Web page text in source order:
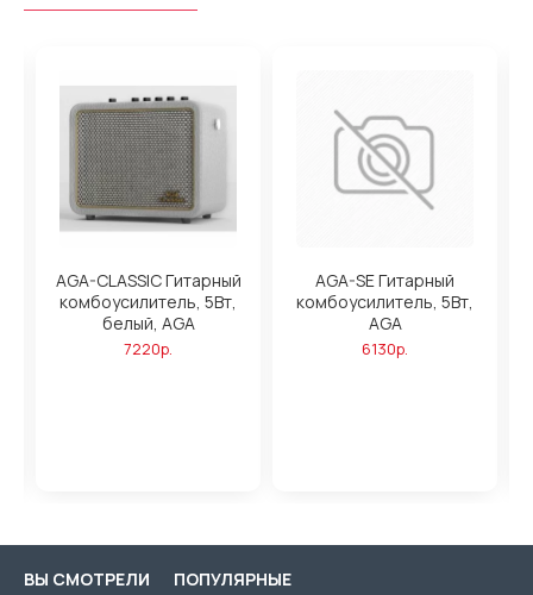
AGA-CLASSIC Гитарный
комбоусилитель, 5Вт,
белый, AGA
7220р.
AGA-SE Гитарный
комбоусилитель, 5Вт,
AGA
6130р.
ВЫ СМОТРЕЛИ ПОПУЛЯРНЫЕ